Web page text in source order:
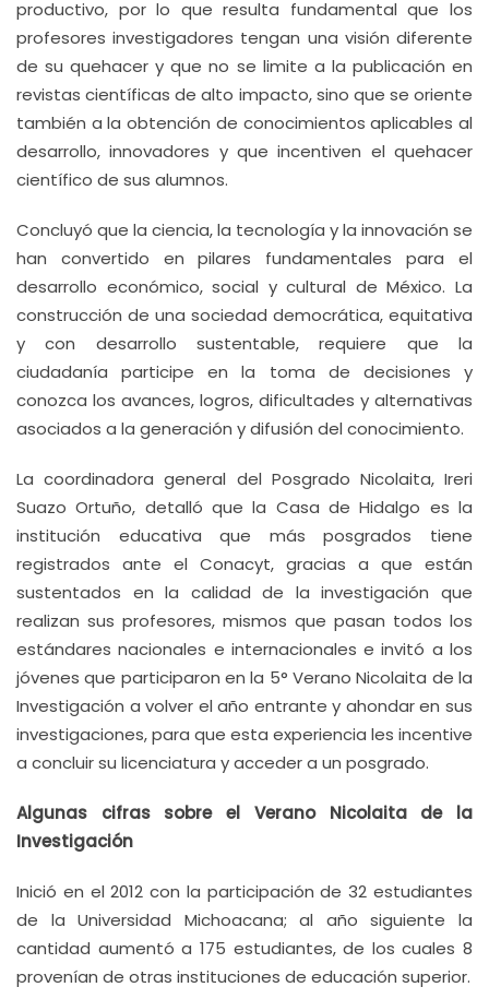
productivo, por lo que resulta fundamental que los
profesores investigadores tengan una visión diferente
de su quehacer y que no se limite a la publicación en
revistas científicas de alto impacto, sino que se oriente
también a la obtención de conocimientos aplicables al
desarrollo, innovadores y que incentiven el quehacer
científico de sus alumnos.
Concluyó que la ciencia, la tecnología y la innovación se
han convertido en pilares fundamentales para el
desarrollo económico, social y cultural de México. La
construcción de una sociedad democrática, equitativa
y con desarrollo sustentable, requiere que la
ciudadanía participe en la toma de decisiones y
conozca los avances, logros, dificultades y alternativas
asociados a la generación y difusión del conocimiento.
La coordinadora general del Posgrado Nicolaita, Ireri
Suazo Ortuño, detalló que la Casa de Hidalgo es la
institución educativa que más posgrados tiene
registrados ante el Conacyt, gracias a que están
sustentados en la calidad de la investigación que
realizan sus profesores, mismos que pasan todos los
estándares nacionales e internacionales e invitó a los
jóvenes que participaron en la 5° Verano Nicolaita de la
Investigación a volver el año entrante y ahondar en sus
investigaciones, para que esta experiencia les incentive
a concluir su licenciatura y acceder a un posgrado.
Algunas cifras sobre el Verano Nicolaita de la
Investigación
Inició en el 2012 con la participación de 32 estudiantes
de la Universidad Michoacana; al año siguiente la
cantidad aumentó a 175 estudiantes, de los cuales 8
provenían de otras instituciones de educación superior.